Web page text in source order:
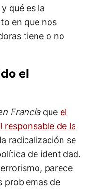
qué es la
en que nos
tiene o no
el
Franciaque el
responsable de la
radicalización se
de identidad.
parece
problemas de